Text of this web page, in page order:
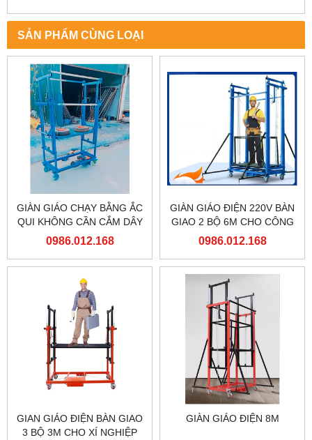
SẢN PHẨM CÙNG LOẠI
GIÀN GIÁO CHẠY BẰNG ẮC
QUI KHÔNG CẦN CẮM DÂY
ĐIỆN
0986.012.168
GIÀN GIÁO ĐIỆN 220V BÀN
GIAO 2 BỘ 6M CHO CÔNG
TY TNHH MỘT THÀNH VIÊN
0986.012.168
GIAN GIÁO ĐIỆN BÀN GIAO
3 BỘ 3M CHO XÍ NGHIỆP
GIÀN GIÁO ĐIỆN 8M